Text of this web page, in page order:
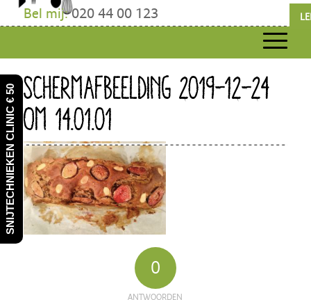
Bel mij:020 44 00 123
SCHERMAFBEELDING 2019-12-24
OM 14.01.01
0
ANTWOORDEN
SNIJTECHNIEKEN CLINIC € 50